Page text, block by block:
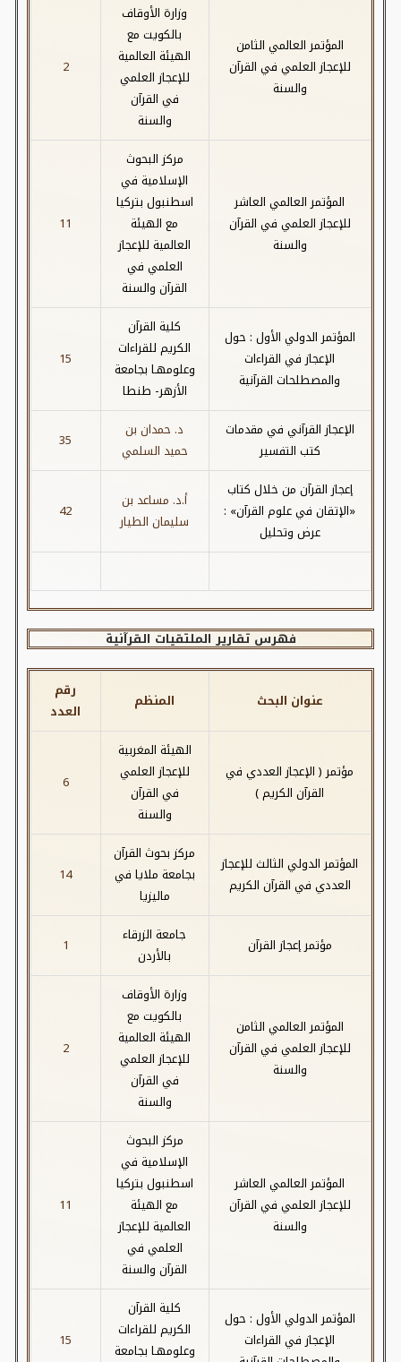
المؤتمر العالمي الثامن
للإعجاز العلمي في القرآن
والسنة
وزارة الأوقاف
بالكويت مع
الهيئة العالمية
للإعجاز العلمي
في القرآن
والسنة
2
المؤتمر العالمي العاشر
للإعجاز العلمي في القرآن
والسنة
مركز البحوث
الإسلامية في
اسطنبول بتركيا
مع الهيئة
العالمية للإعجاز
العلمي في
القرآن والسنة
11
المؤتمر الدولي الأول : حول
الإعجاز في القراءات
والمصطلحات القرآنية
كلية القرآن
الكريم للقراءات
وعلومهـا بجامعة
الأزهر- طنطا
15
الإعجاز القرآني في مقدمات
كتب التفسير
د. حمدان بن
حميد السلمي
35
إعجاز القرآن من خلال كتاب
«الإتقان في علوم القرآن» :
عرض وتحليل
أ.د. مساعد بن
سليمان الطيار
42
فهرس تقارير الملتقيات القرآنية
عنوان البحث المنظم
رقم
العدد
مؤتمر ( الإعجاز العددي في
القرآن الكريم )
الهيئة المغربية
للإعجاز العلمي
في القرآن
والسنة
6
المؤتمر الدولي الثالث للإعجاز
العددي في القرآن الكريم
مركز بحوث القرآن
بجامعة ملايا في
ماليزيا
14
مؤتمر إعجاز القرآن
جامعة الزرقاء
بالأردن
1
المؤتمر العالمي الثامن
للإعجاز العلمي في القرآن
والسنة
وزارة الأوقاف
بالكويت مع
الهيئة العالمية
للإعجاز العلمي
في القرآن
والسنة
2
المؤتمر العالمي العاشر
للإعجاز العلمي في القرآن
والسنة
مركز البحوث
الإسلامية في
اسطنبول بتركيا
مع الهيئة
العالمية للإعجاز
العلمي في
القرآن والسنة
11
المؤتمر الدولي الأول : حول
الإعجاز في القراءات
كلية القرآن
الكريم للقراءات
وعلومهـا بجامعة
15